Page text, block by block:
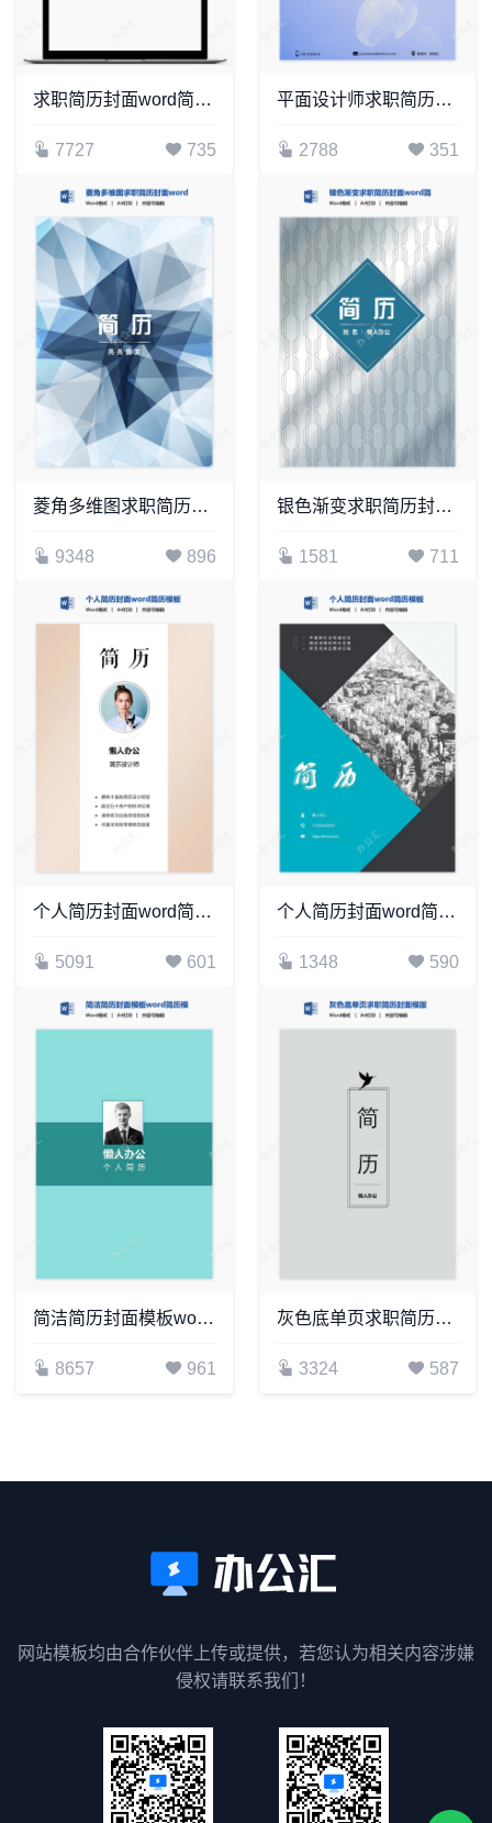
求职简历封面word简历模板(3)
7727 735
平面设计师求职简历封面模版
2788 351
菱角多维图求职简历封面word简历模板
9348 896
银色渐变求职简历封面word简历模板
1581 711
个人简历封面word简历模板
5091 601
个人简历封面word简历模板(2)
1348 590
简洁简历封面模板word简历模板word简历模板
8657 961
灰色底单页求职简历封面模版
3324 587
网站模板均由合作伙伴上传或提供，若您认为相关内容涉嫌
侵权请联系我们！